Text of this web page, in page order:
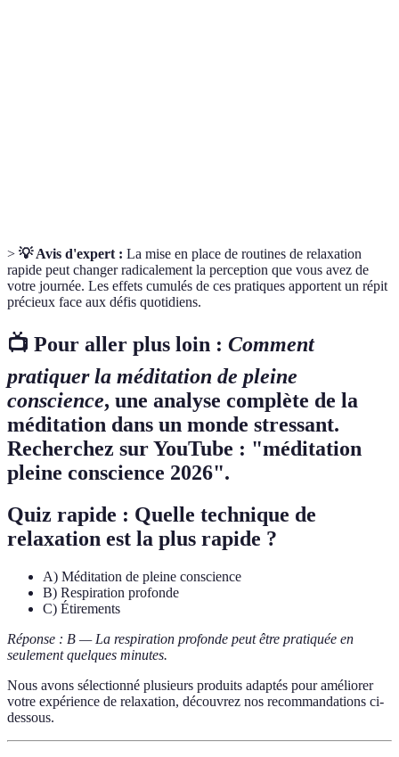
> 💡 Avis d'expert : La mise en place de routines de relaxation
rapide peut changer radicalement la perception que vous avez de
votre journée. Les effets cumulés de ces pratiques apportent un répit
précieux face aux défis quotidiens.
📺 Pour aller plus loin : Comment
pratiquer la méditation de pleine
conscience, une analyse complète de la
méditation dans un monde stressant.
Recherchez sur YouTube : "méditation
pleine conscience 2026".
Quiz rapide : Quelle technique de
relaxation est la plus rapide ?
A) Méditation de pleine conscience
B) Respiration profonde
C) Étirements
Réponse : B — La respiration profonde peut être pratiquée en
seulement quelques minutes.
Nous avons sélectionné plusieurs produits adaptés pour améliorer
votre expérience de relaxation, découvrez nos recommandations ci-
dessous.